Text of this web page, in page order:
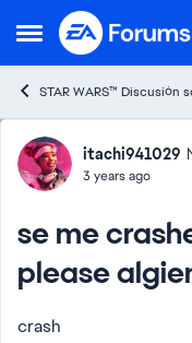
Open Side Menu
Skip to content
STAR WARS™ Discusión
Forumitachi941029
3 years ago
se me
please
crash